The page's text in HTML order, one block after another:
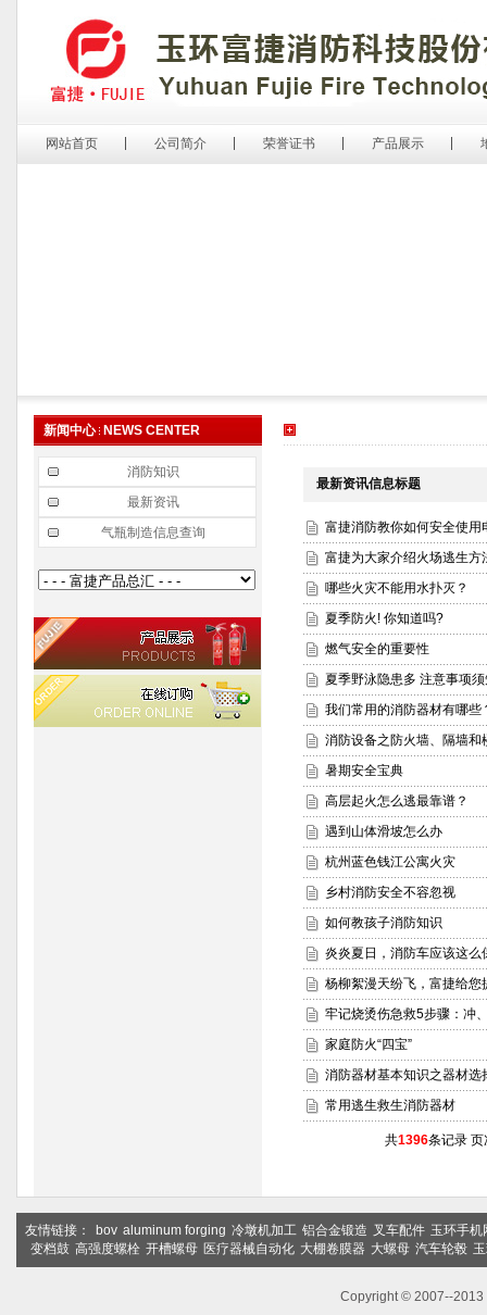
网站首页 公司简介 荣誉证书 产品展示
新闻中心 NEWS CENTER
消防知识
最新资讯
气瓶制造信息查询
最新资讯信息标题
富捷消防教你如何安全使用
富捷为大家介绍火场逃生方
哪些火灾不能用水扑灭？
夏季防火! 你知道吗?
燃气安全的重要性
夏季野泳隐患多 注意事项
我们常用的消防器材有哪些
消防设备之防火墙、隔墙和
暑期安全宝典
高层起火怎么逃最靠谱？
遇到山体滑坡怎么办
杭州蓝色钱江公寓火灾
乡村消防安全不容忽视
如何教孩子消防知识
炎炎夏日，消防车应该这么
杨柳絮漫天纷飞，富捷给您
牢记烧烫伤急救5步骤：冲
家庭防火“四宝”
消防器材基本知识之器材选
常用逃生救生消防器材
共1396条记录 页
友情链接： bov aluminum forging 冷墩机加工 铝合金锻造 叉车配件 玉环手机
变档鼓 高强度螺栓 开槽螺母 医疗器械自动化 大棚卷膜器 大螺母 汽车轮毂
Copyright © 2007--2013